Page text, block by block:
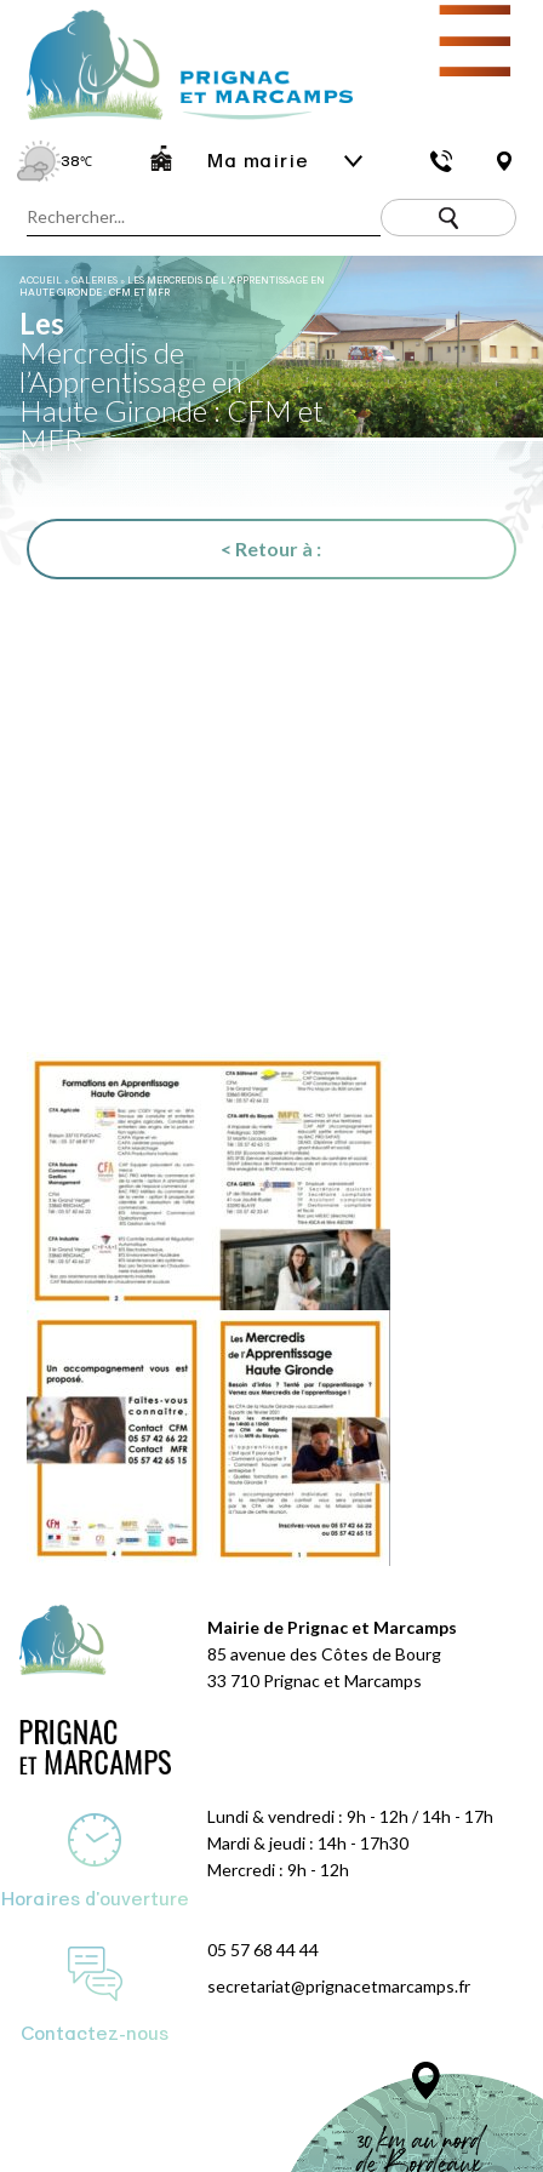
38℃ Ma mairie
☰
ACCUEIL »GALERIES » LES MERCREDIS DE L’APPRENTISSAGE EN
HAUTE GIRONDE : CFM ET MFR
Les
Mercredis de
l’Apprentissage en
Haute Gironde : CFM et
MFR
< Retour à :
Mairie de Prignac et Marcamps
85 avenue des Côtes de Bourg
33 710 Prignac et Marcamps
Horaires d'ouverture
Lundi & vendredi : 9h - 12h / 14h - 17h
Mardi & jeudi : 14h - 17h30
Mercredi : 9h - 12h
Contactez-nous
05 57 68 44 44
secretariat@prignacetmarcamps.fr